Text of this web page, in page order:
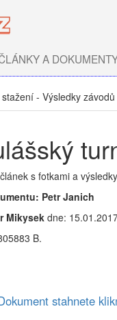
A
- Výsledky závodů
s fotkami a výsledky
Petr Janich
Mikysek dne:
B.
stahnete